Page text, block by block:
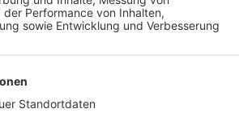
Beide Anlagen sollen nach
Bedburg noch in diesem Jahr fertig